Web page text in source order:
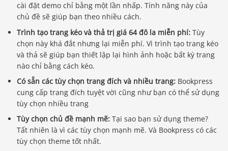
cài đặt demo chỉ bằng một lần nhấp. Tính năng này của
chủ đề sẽ giúp bạn theo nhiều cách.
Trình tạo trang kéo và thả trị giá 64 đô la miễn phí: Tùy
chọn này khá đắt nhưng lại miễn phí. Vì trình tạo trang kéo
và thả sẽ giúp bạn thiết lập lại hình ảnh hoặc bất kỳ trang
nào chỉ bằng cách kéo.
Có sẵn các tùy chọn trang đích và nhiều trang: Bookpress
cung cấp trang đích tuyệt vời cũng như bạn có thể sử dụng
tùy chọn nhiều trang
Tùy chọn chủ đề mạnh mẽ: Tại sao bạn sử dụng theme?
Tất nhiên là vì các tùy chọn mạnh mẽ. Và Bookpress có các
tùy chọn theme tốt nhất.